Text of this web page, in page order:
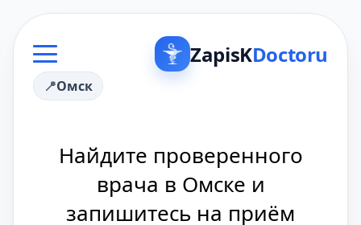
ZapisKDoctoru
Омск
Найдите проверенного
врача в Омске и
запишитесь на приём